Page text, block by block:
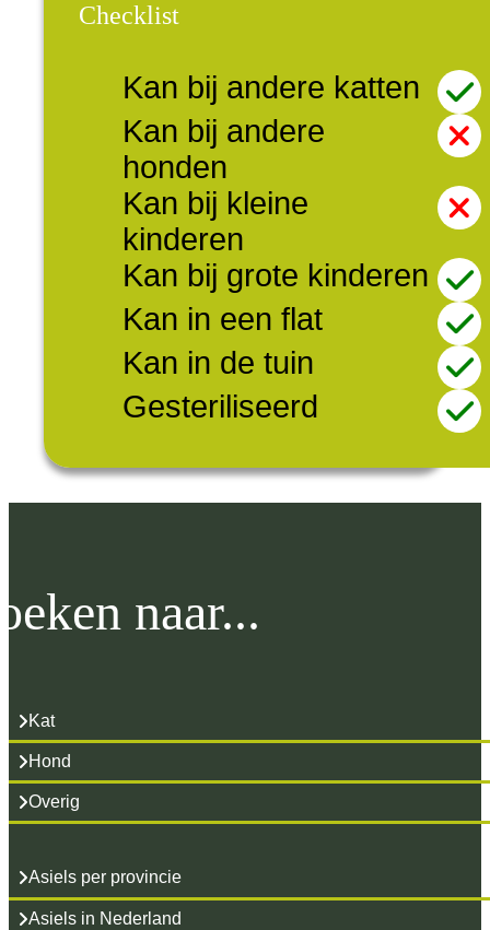
Checklist
Kan bij andere katten
Kan bij andere
honden
Kan bij kleine
kinderen
Kan bij grote kinderen
Kan in een flat
Kan in de tuin
Gesteriliseerd
naar...
Kat
Hond
Overig
Asiels per provincie
Asiels in Nederland